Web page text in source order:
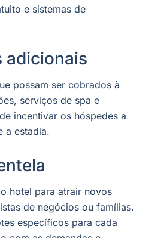
e sistemas de
adicionais
possam ser cobrados à
serviços de spa e
incentivar os hóspedes a
a estadia.
hotel para atrair novos
de negócios ou famílias.
específicos para cada